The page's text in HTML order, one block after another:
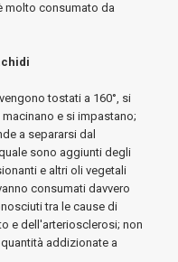
molto consumato da
tostati a 160°, si
e si impastano;
a separarsi dal
sono aggiunti degli
e altri oli vegetali
consumati davvero
tra le cause di
e dell'arteriosclerosi; non
addizionate a